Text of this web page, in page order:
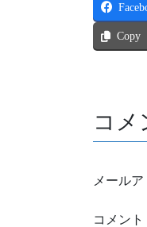
Copy
コメ
メール
コメント